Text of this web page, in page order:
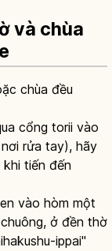
và chùa
chùa đều
cổng torii vào
rửa tay), hãy
tiến đến
vào hòm một
ở đền thờ
ippai"